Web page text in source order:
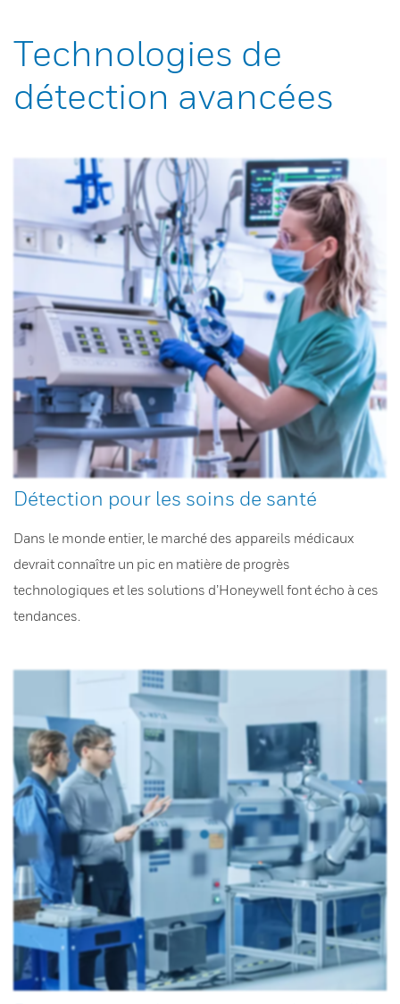
Technologies de
détection avancées
Détection pour les soins de santé
Dans le monde entier, le marché des appareils médicaux
devrait connaître un pic en matière de progrès
technologiques et les solutions d’Honeywell font écho à ces
tendances.